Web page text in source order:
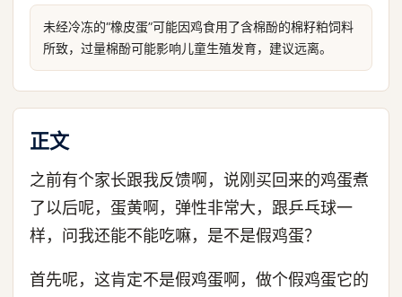
未经冷冻的“橡皮蛋”可能因鸡食用了含棉酚的棉籽粕饲料
所致，过量棉酚可能影响儿童生殖发育，建议远离。
正文
之前有个家长跟我反馈啊，说刚买回来的鸡蛋煮
了以后呢，蛋黄啊，弹性非常大，跟乒乓球一
样，问我还能不能吃嘛，是不是假鸡蛋？
首先呢，这肯定不是假鸡蛋啊，做个假鸡蛋它的